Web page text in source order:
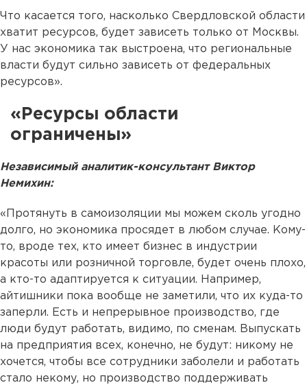
Что касается того, насколько Свердловской области
хватит ресурсов, будет зависеть только от Москвы.
У нас экономика так выстроена, что региональные
власти будут сильно зависеть от федеральных
ресурсов».
«Ресурсы области
ограничены»
Независимый аналитик-консультант Виктор
Немихин:
«Протянуть в самоизоляции мы можем сколь угодно
долго, но экономика просядет в любом случае. Кому-
то, вроде тех, кто имеет бизнес в индустрии
красоты или розничной торговле, будет очень плохо,
а кто-то адаптируется к ситуации. Например,
айтишники пока вообще не заметили, что их куда-то
заперли. Есть и непрерывное производство, где
люди будут работать, видимо, по сменам. Выпускать
на предприятия всех, конечно, не будут: никому не
хочется, чтобы все сотрудники заболели и работать
стало некому, но производство поддерживать